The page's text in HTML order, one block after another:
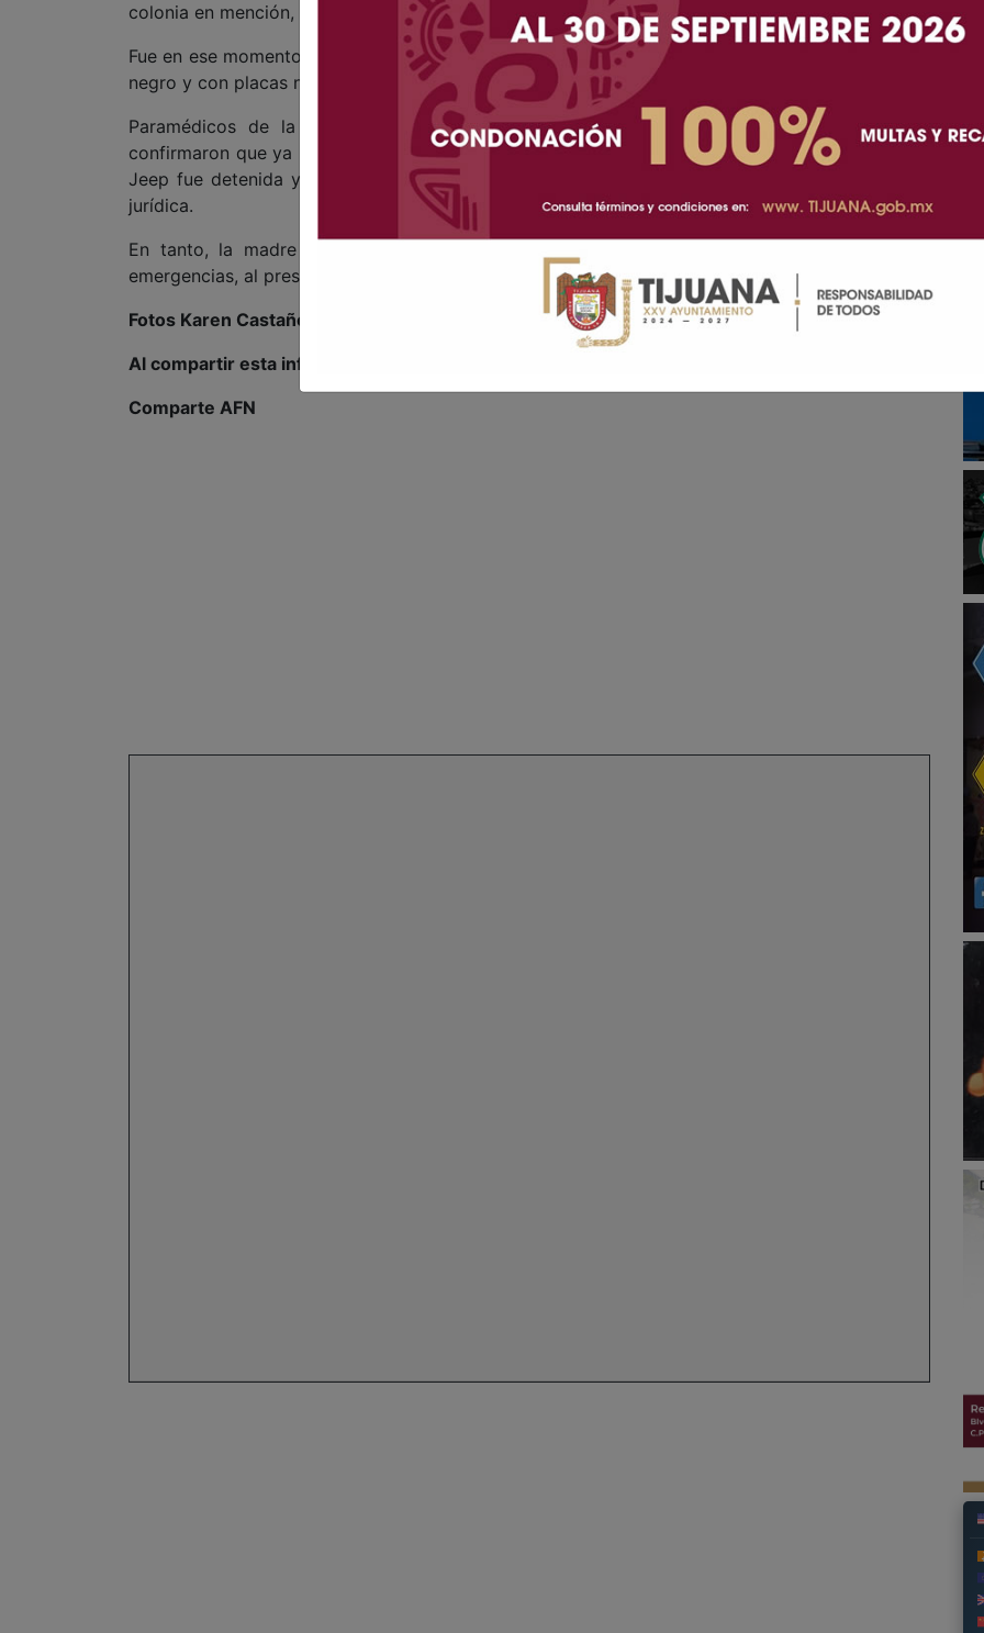
colonia en mención, tras bajar de una unidad de transporte público.
Fue en ese momento cuando la menor fue impactada por una camioneta Jeep Rubicon de color
negro y con placas nacionales, la cual era conducida por una mujer.
Paramédicos de la Cruz Roja atendieron el reporte sin embargo, al revisar a la menor
confirmaron que ya no contaba con signos vitales, en tanto que la conductora de la camioneta
Jeep fue detenida y quedó a disposición del Ministerio Público, para determinar su situación
jurídica.
En tanto, la madre de la menor resultó ilesa, sin embargo, fue atendida por personal de
emergencias, al presentar una crisis nerviosa como consecuencia de lo ocurrido.
Fotos Karen Castañeda / Border Zoom
Al compartir esta información, apoyas a la prensa que necesitas
Comparte AFN